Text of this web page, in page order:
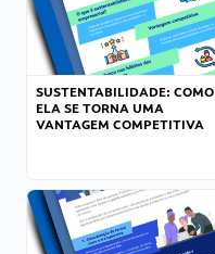
SUSTENTABILIDADE: COMO
ELA SE TORNA UMA
VANTAGEM COMPETITIVA